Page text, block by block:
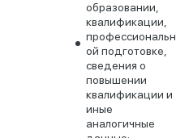
образовании,
квалификации,
профессиональн
ой подготовке,
сведения о
повышении
квалификации и
иные
аналогичные